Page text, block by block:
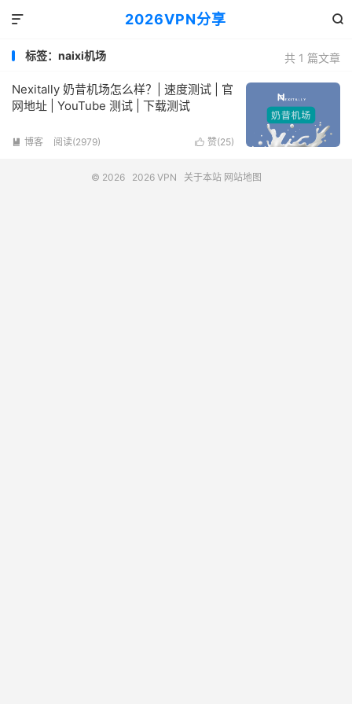
2026VPN分享 

共 1 篇文章
标签：naixi机场
Nexitally 奶昔机场怎么样？| 速度测试 | 官
网地址 | YouTube 测试 | 下载测试
 赞(25)
 博客 阅读(2979)
© 2026 2026 VPN 关于本站 网站地图